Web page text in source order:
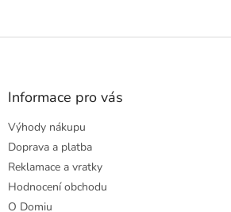
Z
Informace pro vás
Výhody nákupu
Doprava a platba
Reklamace a vratky
Hodnocení obchodu
O Domiu